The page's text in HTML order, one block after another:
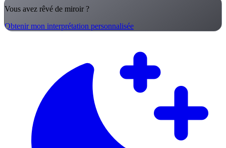
Vous avez rêvé de miroir ?
Obtenir mon interprétation personnalisée